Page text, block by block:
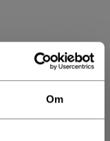
Om
1399,00 kr